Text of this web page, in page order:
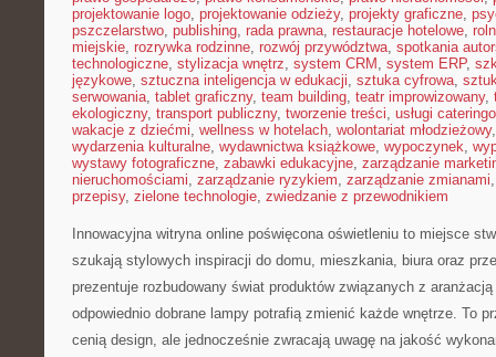
projektowanie logo, projektowanie odzieży, projekty graficzne,
pszczelarstwo, publishing, rada prawna, restauracje hotelowe,
miejskie, rozrywka rodzinne, rozwój przywództwa, spotkania
technologiczne, stylizacja wnętrz, system CRM , system ERP,
językowe, sztuczna inteligencja w edukacji, sztuka cyfrowa,
serwowania, tablet graficzny, team building, teatr improwizowany,
ekologiczny, transport publiczny, tworzenie treści, usługi
wakacje z dziećmi, wellness w hotelach, wolontariat młodzieżowy
wydarzenia kulturalne, wydawnictwa książkowe, wypoczynek,
wystawy fotograficzne, zabawki edukacyjne, zarządzanie
nieruchomościami, zarządzanie ryzykiem, zarządzanie zmianami
przepisy, zielone technologie, zwiedzanie z przewodnikiem
Innowacyjna witryna online poświęcona oświetleniu to miejsce
szukają stylowych inspiracji do domu, mieszkania, biura oraz
prezentuje rozbudowany świat produktów związanych z
odpowiednio dobrane lampy potrafią zmienić każde wnętrze. To
cenią design, ale jednocześnie zwracają uwagę na jakość